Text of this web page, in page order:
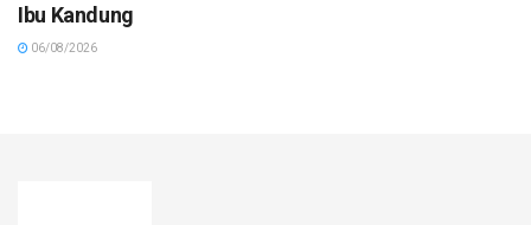
Ibu Kandung
06/08/2026